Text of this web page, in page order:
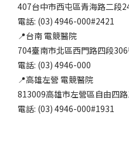
407台中市西屯區青海路二段
電話: (03) 4946-000#2421
📍台南 電競醫院
704臺南市北區西門路四段
電話: (03) 4946-000
📍高雄左營 電競醫院
813009高雄市左營區自由四
電話: (03) 4946-000#1931